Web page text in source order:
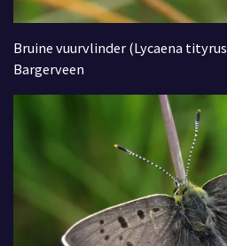
Bruine vuurvlinder (Lycaena
Bargerveen